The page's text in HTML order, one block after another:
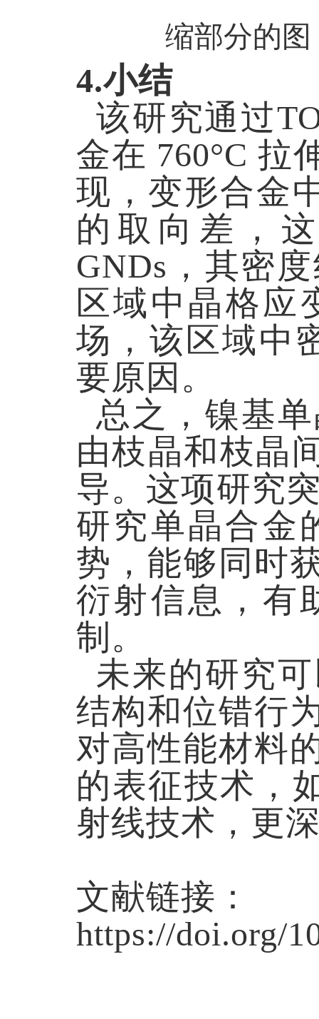
缩部分的图
4.小结
该研究通过
金在 760°C 拉
现，变形合金
的取向差，
GNDs，其密
区域中晶格应
场，该区域中
要原因。
总之，镍基
由枝晶和枝晶
导。这项研究
研究单晶合金
势，能够同时
衍射信息，有
制。
未来的研究
结构和位错行
对高性能材料
的表征技术，
射线技术，更
文献链接：
https://doi.org/